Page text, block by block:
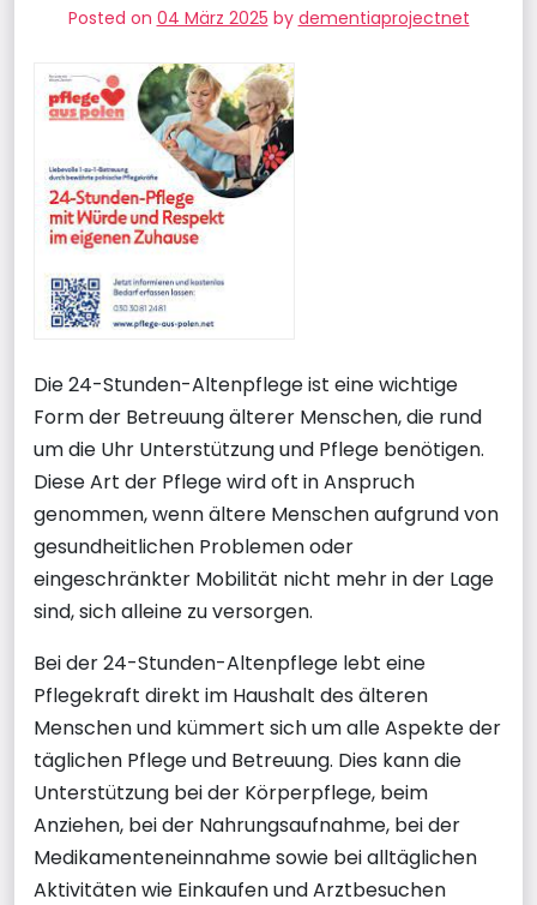
Posted on 04 März 2025 by dementiaprojectnet
Die 24-Stunden-Altenpflege ist eine wichtige
Form der Betreuung älterer Menschen, die rund
um die Uhr Unterstützung und Pflege benötigen.
Diese Art der Pflege wird oft in Anspruch
genommen, wenn ältere Menschen aufgrund von
gesundheitlichen Problemen oder
eingeschränkter Mobilität nicht mehr in der Lage
sind, sich alleine zu versorgen.
Bei der 24-Stunden-Altenpflege lebt eine
Pflegekraft direkt im Haushalt des älteren
Menschen und kümmert sich um alle Aspekte der
täglichen Pflege und Betreuung. Dies kann die
Unterstützung bei der Körperpflege, beim
Anziehen, bei der Nahrungsaufnahme, bei der
Medikamenteneinnahme sowie bei alltäglichen
Aktivitäten wie Einkaufen und Arztbesuchen